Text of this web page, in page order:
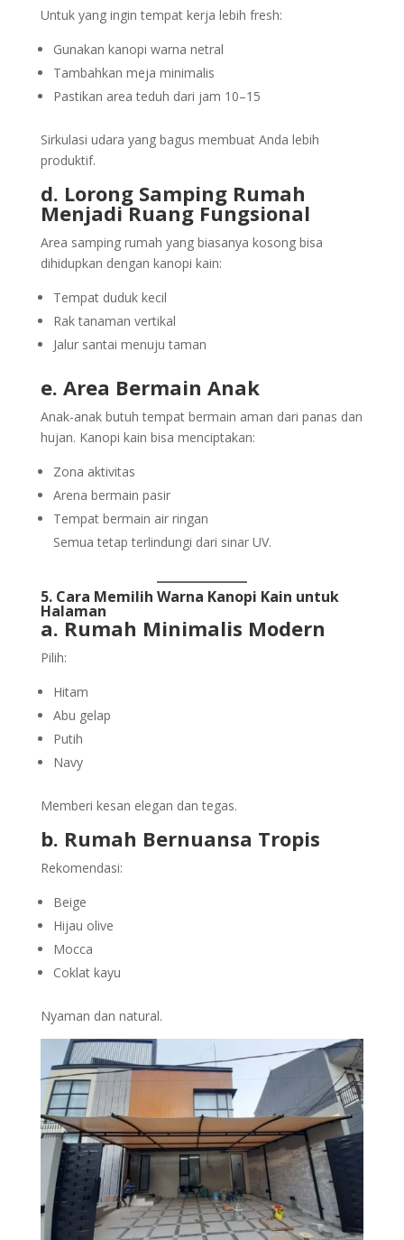
Untuk yang ingin tempat kerja lebih fresh:
Gunakan kanopi warna netral
Tambahkan meja minimalis
Pastikan area teduh dari jam 10–15
Sirkulasi udara yang bagus membuat Anda lebih
produktif.
d. Lorong Samping Rumah
Menjadi Ruang Fungsional
Area samping rumah yang biasanya kosong bisa
dihidupkan dengan kanopi kain:
Tempat duduk kecil
Rak tanaman vertikal
Jalur santai menuju taman
e. Area Bermain Anak
Anak-anak butuh tempat bermain aman dari panas dan
hujan. Kanopi kain bisa menciptakan:
Zona aktivitas
Arena bermain pasir
Tempat bermain air ringan
Semua tetap terlindungi dari sinar UV.
5. Cara Memilih Warna Kanopi Kain untuk
Halaman
a. Rumah Minimalis Modern
Pilih:
Hitam
Abu gelap
Putih
Navy
Memberi kesan elegan dan tegas.
b. Rumah Bernuansa Tropis
Rekomendasi:
Beige
Hijau olive
Mocca
Coklat kayu
Nyaman dan natural.